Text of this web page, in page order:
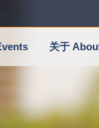
关于